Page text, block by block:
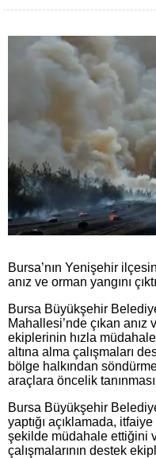
Bursa’nın Yenişehir
anız ve orman yangını
Bursa Büyükşehir
Mahallesi’nde çıkan anız
ekiplerinin hızla
altına alma çalışmaları
bölge halkından
araçlara öncelik
Bursa Büyükşehir
yaptığı açıklamada,
şekilde müdahale ettiğini
çalışmalarının destek